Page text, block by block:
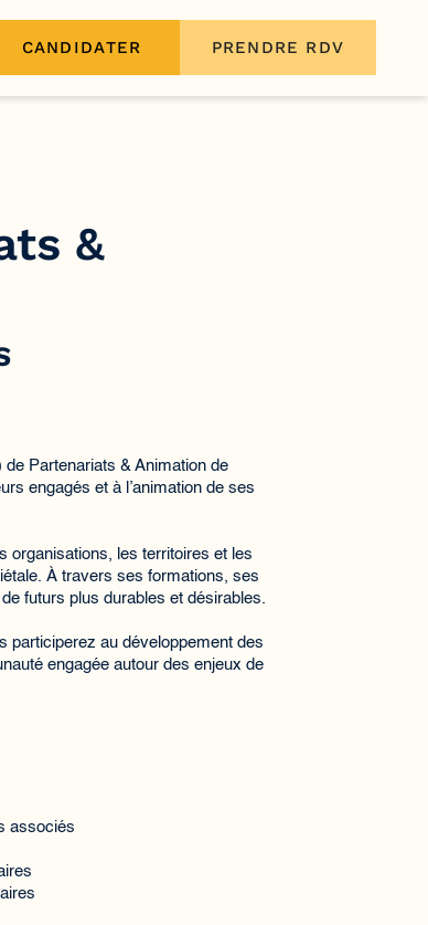
CANDIDATER PRENDRE RDV
&
de Partenariats & Animation de
engagés et à l’animation de ses
organisations, les territoires et les
À travers ses formations, ses
futurs plus durables et désirables.
participerez au développement des
engagée autour des enjeux de
associés